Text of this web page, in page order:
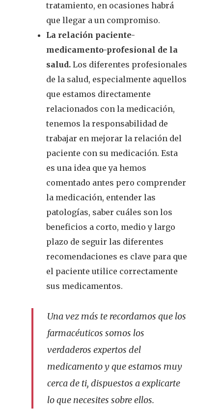
tratamiento, en ocasiones habrá
que llegar a un compromiso.
La relación paciente-
medicamento-profesional de la
salud.Los diferentes profesionales
de la salud, especialmente aquellos
que estamos directamente
relacionados con la medicación,
tenemos la responsabilidad de
trabajar en mejorar la relación del
paciente con su medicación. Esta
es una idea que ya hemos
comentado antes pero comprender
la medicación, entender las
patologías, saber cuáles son los
beneficios a corto, medio y largo
plazo de seguir las diferentes
recomendaciones es clave para que
el paciente utilice correctamente
sus medicamentos.
Una vez más te recordamos que los
farmacéuticos somos los
verdaderos expertos del
medicamento y que estamos muy
cerca de ti, dispuestos a explicarte
lo que necesites sobre ellos.